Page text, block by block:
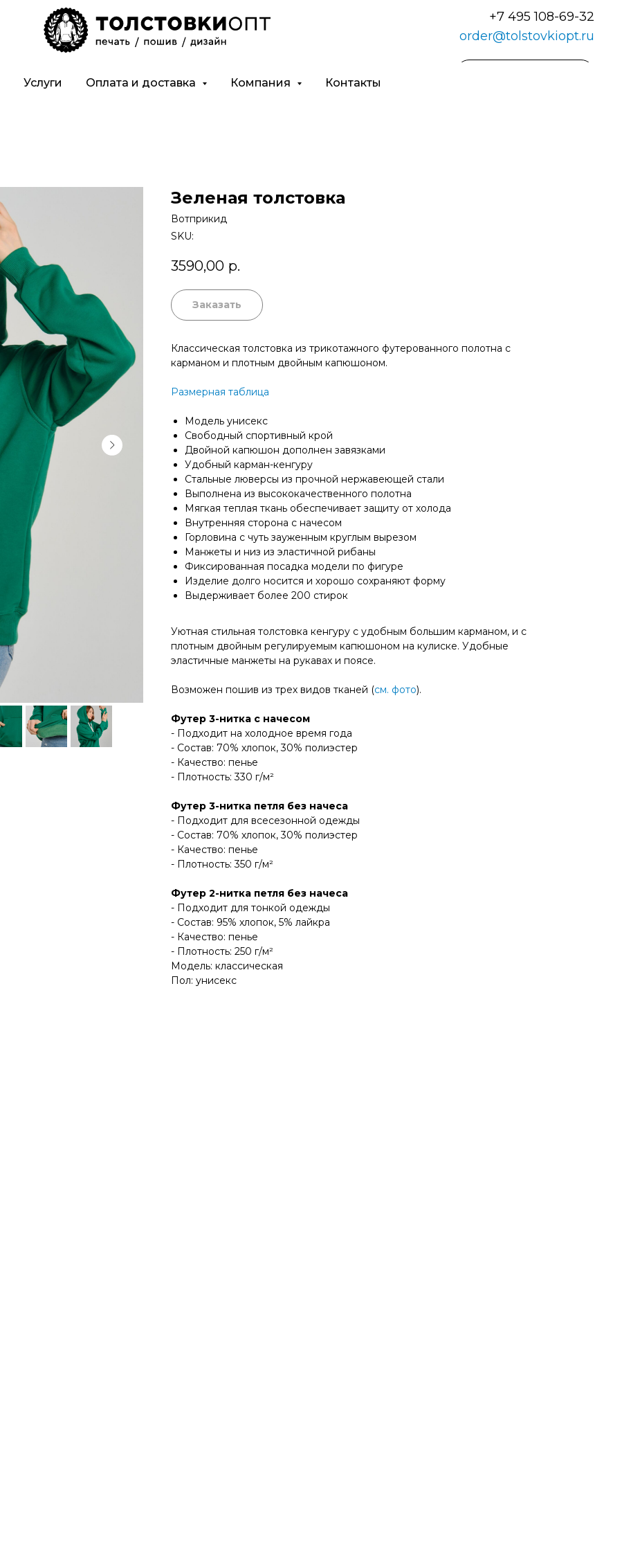
+7 495 108-69-32
order@tolstovkiopt.ru
Услуги Оплата и доставка Компания Контакты
Зеленая толстовка
Вотприкид
SKU:
3590,00 р.
Заказать
Классическая толстовка из трикотажного футерованного полотна с
карманом и плотным двойным капюшоном.
Размерная таблица
Модель унисекс
Свободный спортивный крой
Двойной капюшон дополнен завязками
Удобный карман-кенгуру
Стальные люверсы из прочной нержавеющей стали
Выполнена из высококачественного полотна
Мягкая теплая ткань обеспечивает защиту от холода
Внутренняя сторона с начесом
Горловина с чуть зауженным круглым вырезом
Манжеты и низ из эластичной рибаны
Фиксированная посадка модели по фигуре
Изделие долго носится и хорошо сохраняют форму
Выдерживает более 200 стирок
Уютная стильная толстовка кенгуру с удобным большим карманом, и с
плотным двойным регулируемым капюшоном на кулиске. Удобные
эластичные манжеты на рукавах и поясе.
Возможен пошив из трех видов тканей (см. фото).
Футер 3-нитка с начесом
- Подходит на холодное время года
- Состав: 70% хлопок, 30% полиэстер
- Качество: пенье
- Плотность: 330 г/м²
Футер 3-нитка петля без начеса
- Подходит для всесезонной одежды
- Состав: 70% хлопок, 30% полиэстер
- Качество: пенье
- Плотность: 350 г/м²
Футер 2-нитка петля без начеса
- Подходит для тонкой одежды
- Состав: 95% хлопок, 5% лайкра
- Качество: пенье
- Плотность: 250 г/м²
Модель: классическая
Пол: унисекс